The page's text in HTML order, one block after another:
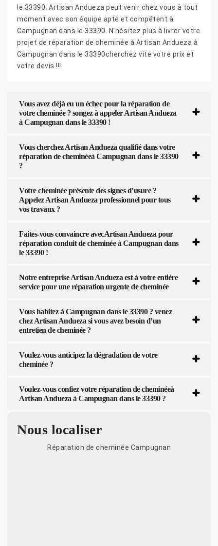
le 33390. Artisan Andueza peut venir chez vous à tout
moment avec son équipe apte et compétent à
Campugnan dans le 33390. N’hésitez plus à livrer votre
projet de réparation de cheminée à Artisan Andueza à
Campugnan dans le 33390cherchez vite votre prix et
votre devis !!!
Vous avez déjà eu un échec pour la réparation de
votre cheminée ? songez à appeler Artisan Andueza
à Campugnan dans le 33390 !
Vous cherchez Artisan Andueza qualifié dans votre
réparation de cheminéeà Campugnan dans le 33390
?
Votre cheminée présente des signes d’usure ?
Appelez Artisan Andueza professionnel pour tous
vos travaux ?
Faites-vous convaincre avecArtisan Andueza pour
réparation conduit de cheminée à Campugnan dans
le 33390 !
Notre entreprise Artisan Andueza est à votre entière
service pour une réparation urgente de cheminée
Vous habitez à Campugnan dans le 33390 ? venez
chez Artisan Andueza si vous avez besoin d’un
entretien de cheminée ?
Voulez-vous anticipez la dégradation de votre
cheminée ?
Voulez-vous confiez votre réparation de cheminéeà
Artisan Andueza à Campugnan dans le 33390 ?
Nous localiser
Réparation de cheminée Campugnan